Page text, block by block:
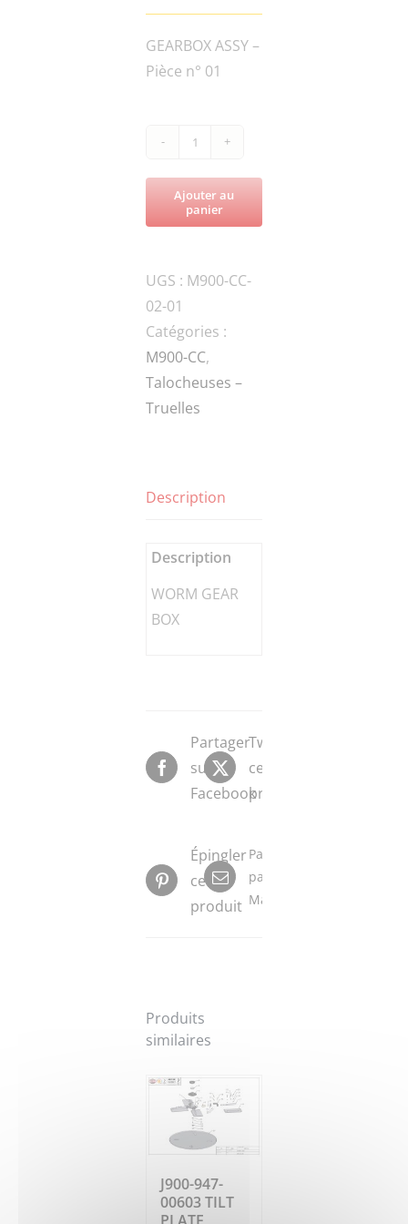
GEARBOX ASSY –
Pièce n° 01
quantité
de
M900-
CC-
040001WORM
BOX
Ajouter au
panier
UGS : M900-CC-
02-01
Catégories :
M900-CC,
Talocheuses –
Truelles
Description
Description
WORM GEAR
BOX
Partager
sur
Facebook
Tweeter
ce
produit
Épingler
ce
produit
Partager
par
Mail
Produits
similaires
J900-947-
00603 TILT
PLATE